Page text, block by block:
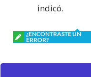
indicó.
¿ENCONTRASTE UN
ERROR?